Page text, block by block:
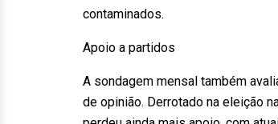
contaminados.
Apoio a partidos
A sondagem mensal também
de opinião. Derrotado na eleição